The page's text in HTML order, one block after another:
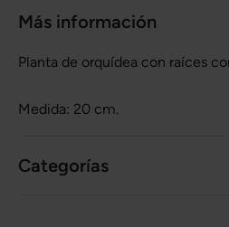
Más información
Planta de orquídea con raíces
Medida: 20 cm.
Categorías